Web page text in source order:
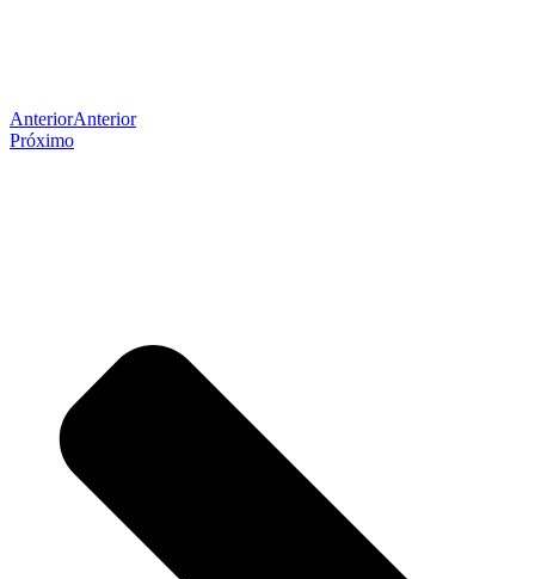
AnteriorAnterior
Próximo